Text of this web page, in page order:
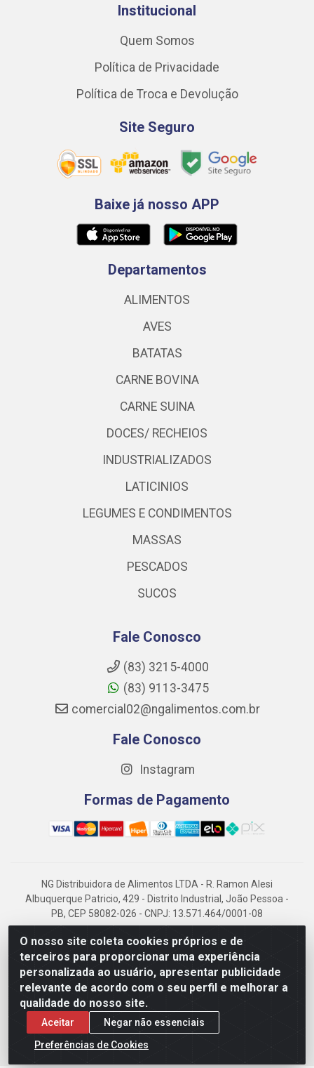
O nosso site coleta cookies próprios e de
terceiros para proporcionar uma experiência
personalizada ao usuário, apresentar publicidade
relevante de acordo com o seu perfil e melhorar a
qualidade do nosso site.
Aceitar
Negar não essenciais
Preferências de Cookies
Institucional
Quem Somos
Política de Privacidade
Política de Troca e Devolução
Site Seguro
Baixe já nosso APP
Departamentos
ALIMENTOS
AVES
BATATAS
CARNE BOVINA
CARNE SUINA
DOCES/ RECHEIOS
INDUSTRIALIZADOS
LATICINIOS
LEGUMES E CONDIMENTOS
MASSAS
PESCADOS
SUCOS
Fale Conosco
(83) 3215-4000
(83) 9113-3475
comercial02@ngalimentos.com.br
Fale Conosco
Instagram
Formas de Pagamento
NG Distribuidora de Alimentos LTDA - R. Ramon Alesi
Albuquerque Patricio, 429 - Distrito Industrial, João Pessoa -
PB, CEP 58082-026 - CNPJ: 13.571.464/0001-08
NG Alimentos, há mais de 14 anos no mercado paraibano, é
referência em frigorificados, destacando-se pela logística
eficiente e excelência.